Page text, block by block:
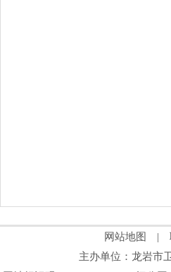
网站地图 |
主办单位：龙岩市